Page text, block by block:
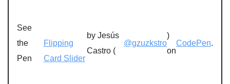
See
the
Pen
Flipping
Card Slider
by Jesús
Castro (
@gzuzkstro
)
on
CodePen.